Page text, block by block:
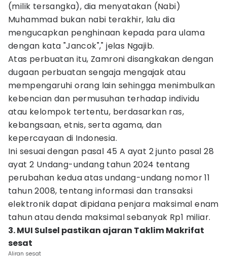
(milik tersangka), dia menyatakan (Nabi)
Muhammad bukan nabi terakhir, lalu dia
mengucapkan penghinaan kepada para ulama
dengan kata "Jancok"," jelas Ngajib.
Atas perbuatan itu, Zamroni disangkakan dengan
dugaan perbuatan sengaja mengajak atau
mempengaruhi orang lain sehingga menimbulkan
kebencian dan permusuhan terhadap individu
atau kelompok tertentu, berdasarkan ras,
kebangsaan, etnis, serta agama, dan
kepercayaan di Indonesia.
Ini sesuai dengan pasal 45 A ayat 2 junto pasal 28
ayat 2 Undang-undang tahun 2024 tentang
perubahan kedua atas undang-undang nomor 11
tahun 2008, tentang informasi dan transaksi
elektronik dapat dipidana penjara maksimal enam
tahun atau denda maksimal sebanyak Rp1 miliar.
3. MUI Sulsel pastikan ajaran Taklim Makrifat
sesat
Aliran sesat